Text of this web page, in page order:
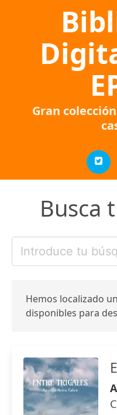
Gran
Busca
Hemos localizado
disponibles para